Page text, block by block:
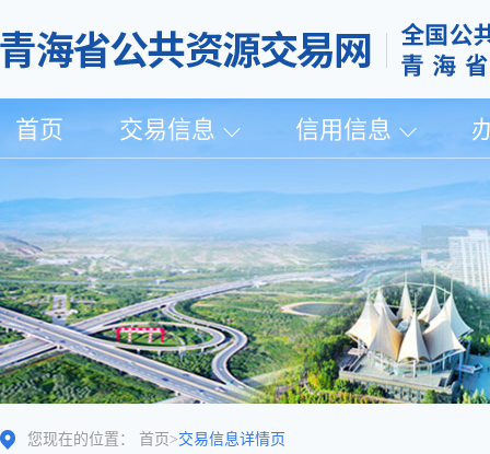
首页 交易信息 信用信息
您现在的位置： 首页 >交易信息详情页